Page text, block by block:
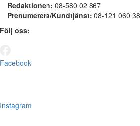
Redaktionen: 08-580 02 867
Prenumerera/Kundtjänst: 08-121 060 38
Följ oss:
Facebook
Instagram